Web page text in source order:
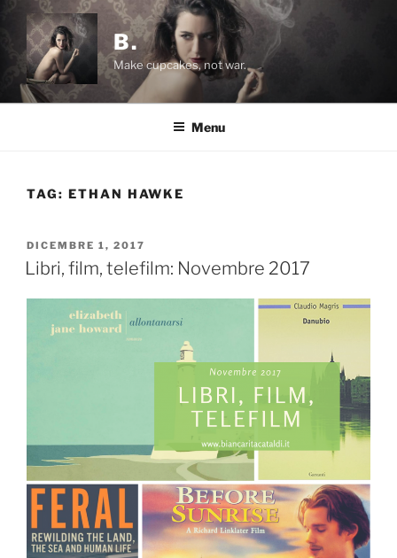
Salta
contenuto
B.
Make cupcakes, not war.
Menu
TAG: ETHAN HAWKE
PUBBLICATO
IL
DICEMBRE 1, 2017
Libri, film, telefilm: Novembre 2017